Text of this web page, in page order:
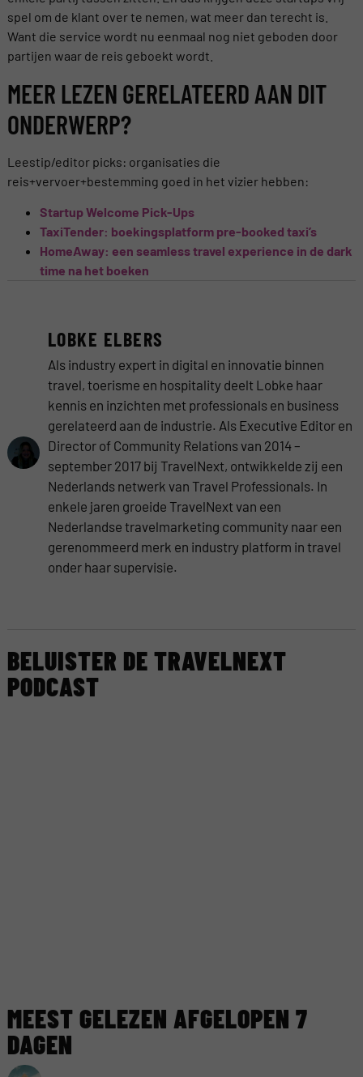
spel om de klant over te nemen, wat meer dan terecht is.
Want die service wordt nu eenmaal nog niet geboden door
partijen waar de reis geboekt wordt.
MEER LEZEN GERELATEERD AAN DIT
ONDERWERP?
Leestip/editor picks: organisaties die
reis+vervoer+bestemming goed in het vizier hebben:
Startup Welcome Pick-Ups
TaxiTender: boekingsplatform pre-booked taxi’s
HomeAway: een seamless travel experience in de dark
time na het boeken
LOBKE ELBERS
Als industry expert in digital en innovatie binnen
travel, toerisme en hospitality deelt Lobke haar
kennis en inzichten met professionals en business
gerelateerd aan de industrie. Als Executive Editor en
Director of Community Relations van 2014 –
september 2017 bij TravelNext, ontwikkelde zij een
Nederlands netwerk van Travel Professionals. In
enkele jaren groeide TravelNext van een
Nederlandse travelmarketing community naar een
gerenommeerd merk en industry platform in travel
onder haar supervisie.
BELUISTER DE TRAVELNEXT
PODCAST
MEEST GELEZEN AFGELOPEN 7
DAGEN